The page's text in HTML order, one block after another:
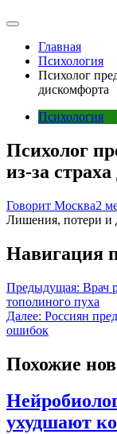
Главная
Психология
Психолог
дискомфорта
Психология
Психолог
из-за
Говорит Москва2
Лишения, потери и
Навигация
Предыдущая: Врач
тополиного пуха
Далее: Россиян
ошибок
Похожие
ухудшают